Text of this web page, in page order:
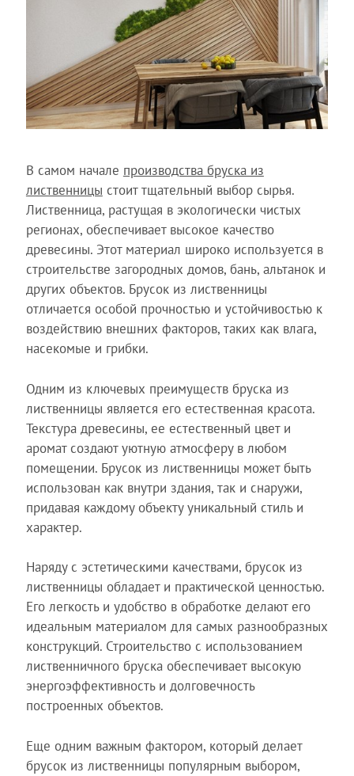
В самом начале производства бруска из
лиственницы стоит тщательный выбор сырья.
Лиственница, растущая в экологически чистых
регионах, обеспечивает высокое качество
древесины. Этот материал широко используется в
строительстве загородных домов, бань, альтанок и
других объектов. Брусок из лиственницы
отличается особой прочностью и устойчивостью к
воздействию внешних факторов, таких как влага,
насекомые и грибки.
Одним из ключевых преимуществ бруска из
лиственницы является его естественная красота.
Текстура древесины, ее естественный цвет и
аромат создают уютную атмосферу в любом
помещении. Брусок из лиственницы может быть
использован как внутри здания, так и снаружи,
придавая каждому объекту уникальный стиль и
характер.
Наряду с эстетическими качествами, брусок из
лиственницы обладает и практической ценностью.
Его легкость и удобство в обработке делают его
идеальным материалом для самых разнообразных
конструкций. Строительство с использованием
лиственничного бруска обеспечивает высокую
энергоэффективность и долговечность
построенных объектов.
Еще одним важным фактором, который делает
брусок из лиственницы популярным выбором,